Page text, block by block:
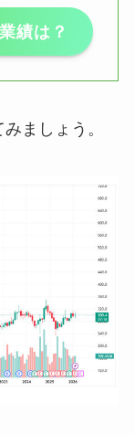
績は？
ましょう。